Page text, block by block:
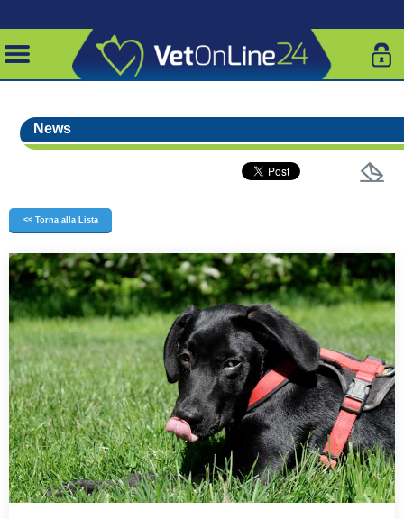
News
<< Torna alla Lista